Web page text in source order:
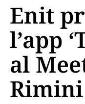
Enit
l’app
al
Rimini